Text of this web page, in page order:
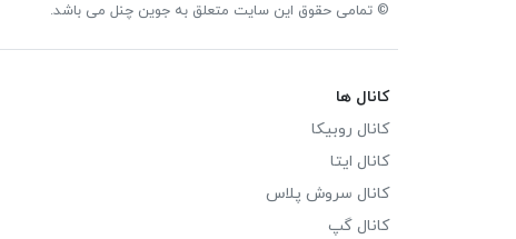
© تمامی حقوق این سایت متعلق به جوین چنل می باشد.
کانال ها
کانال روبیکا
کانال ایتا
کانال سروش پلاس
کانال گپ